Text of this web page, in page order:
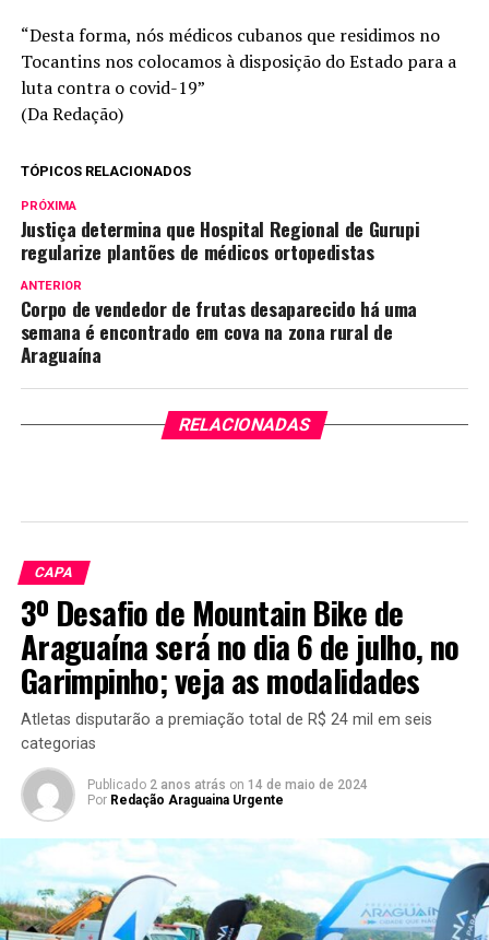
“Desta forma, nós médicos cubanos que residimos no
Tocantins nos colocamos à disposição do Estado para a
luta contra o covid-19”
(Da Redação)
TÓPICOS RELACIONADOS
PRÓXIMA
Justiça determina que Hospital Regional de Gurupi
regularize plantões de médicos ortopedistas
ANTERIOR
Corpo de vendedor de frutas desaparecido há uma
semana é encontrado em cova na zona rural de
Araguaína
RELACIONADAS
CAPA
3º Desafio de Mountain Bike de
Araguaína será no dia 6 de julho, no
Garimpinho; veja as modalidades
Atletas disputarão a premiação total de R$ 24 mil em seis
categorias
Publicado 2 anos atrás on 14 de maio de 2024
Por Redação Araguaina Urgente